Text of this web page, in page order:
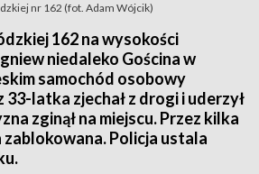
nr 162 (fot. Adam Wójcik)
162 na wysokości
niedaleko Gościna w
samochód osobowy
latka zjechał z drogi i uderzył
zginął na miejscu. Przez kilka
zablokowana. Policja ustala